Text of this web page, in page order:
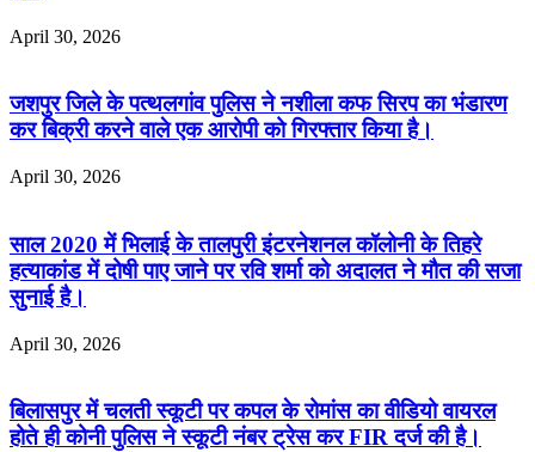
April 30, 2026
जशपुर जिले के पत्थलगांव पुलिस ने नशीला कफ सिरप का भंडारण
कर बिक्री करने वाले एक आरोपी को गिरफ्तार किया है।
April 30, 2026
साल 2020 में भिलाई के तालपुरी इंटरनेशनल कॉलोनी के तिहरे
हत्याकांड में दोषी पाए जाने पर रवि शर्मा को अदालत ने मौत की सजा
सुनाई है।
April 30, 2026
बिलासपुर में चलती स्कूटी पर कपल के रोमांस का वीडियो वायरल
होते ही कोनी पुलिस ने स्कूटी नंबर ट्रेस कर FIR दर्ज की है।